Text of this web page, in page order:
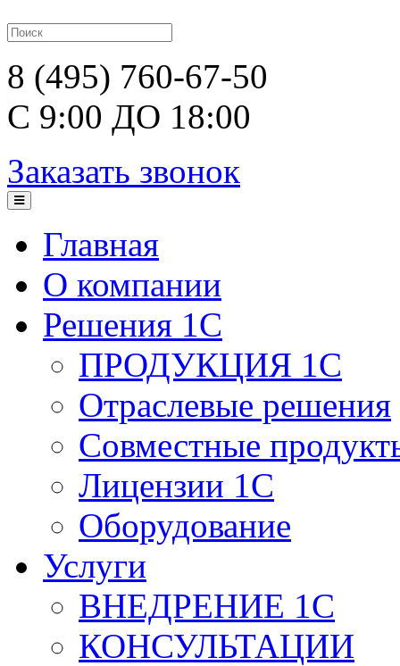
8 (495) 760-67-50
С 9:00 ДО 18:00
Заказать звонок
Главная
О компании
Решения 1С
ПРОДУКЦИЯ 1С
Отраслевые решения
Совместные
Лицензии 1С
Оборудование
Услуги
ВНЕДРЕНИЕ 1С
КОНСУЛЬТАЦИИ